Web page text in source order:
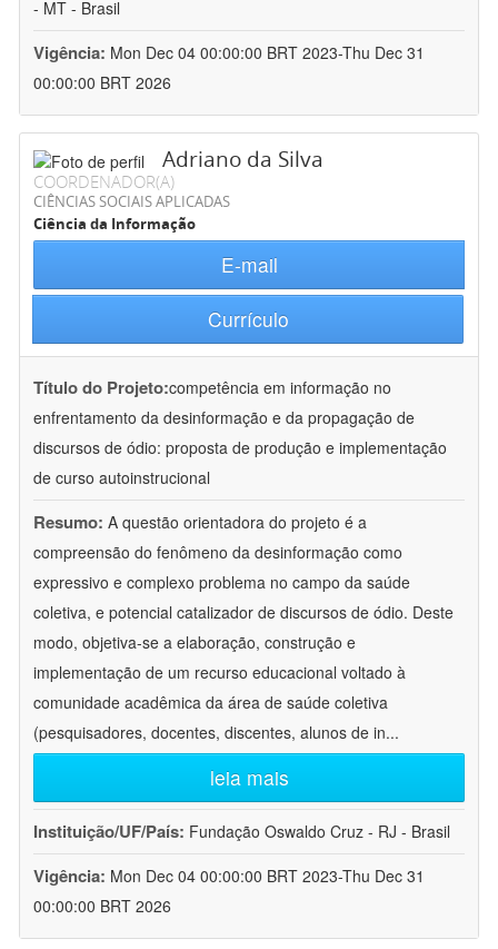
- MT - Brasil
Vigência: Mon Dec 04 00:00:00 BRT 2023-Thu Dec 31
00:00:00 BRT 2026
Adriano da Silva
COORDENADOR(A)
CIÊNCIAS SOCIAIS APLICADAS
Ciência da Informação
E-mail
Currículo
Título do Projeto:competência em informação no
enfrentamento da desinformação e da propagação de
discursos de ódio: proposta de produção e implementação
de curso autoinstrucional
Resumo: A questão orientadora do projeto é a
compreensão do fenômeno da desinformação como
expressivo e complexo problema no campo da saúde
coletiva, e potencial catalizador de discursos de ódio. Deste
modo, objetiva-se a elaboração, construção e
implementação de um recurso educacional voltado à
comunidade acadêmica da área de saúde coletiva
(pesquisadores, docentes, discentes, alunos de in...
leia mais
Instituição/UF/País: Fundação Oswaldo Cruz - RJ - Brasil
Vigência: Mon Dec 04 00:00:00 BRT 2023-Thu Dec 31
00:00:00 BRT 2026